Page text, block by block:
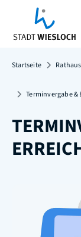
Startseite
Terminvergabe